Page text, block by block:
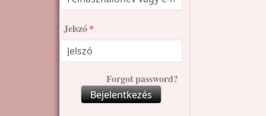
Jelszó
Forgot password?
Bejelentkezés